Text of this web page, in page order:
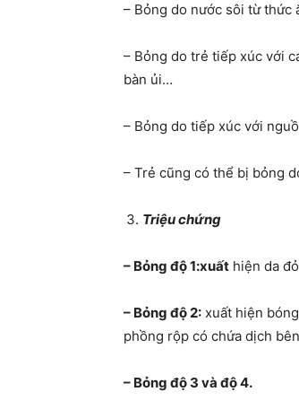
– Bỏng do nước sôi từ thức
– Bỏng do trẻ tiếp xúc với
bàn ủi…
– Bỏng do tiếp xúc với
– Trẻ cũng có thể bị bỏng
Triệu chứng
– Bỏng độ 1:xuất hiện da
– Bỏng độ 2: xuất hiện
phồng rộp có chứa dịch
– Bỏng độ 3 và độ 4.